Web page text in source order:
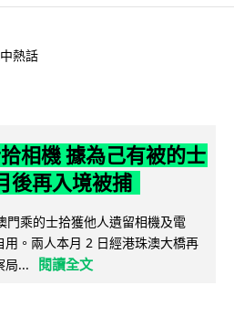
熱話
相機 據為己有被的士
後再入境被捕
門乘的士拾獲他人遺留相機及電
。兩人本月 2 日經港珠澳大橋再
局...
閱讀全文